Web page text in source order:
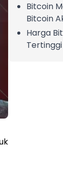
Bitcoin
Bitcoin
Harga